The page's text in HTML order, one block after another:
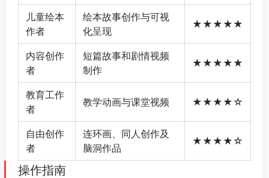
儿童绘本
作者
绘本故事创作与可视
化呈现
★★★★★
内容创作
者
短篇故事和剧情视频
制作
★★★★★
教育工作
者
教学动画与课堂视频 ★★★★☆
自由创作
者
连环画、同人创作及
脑洞作品
★★★★☆
操作指南